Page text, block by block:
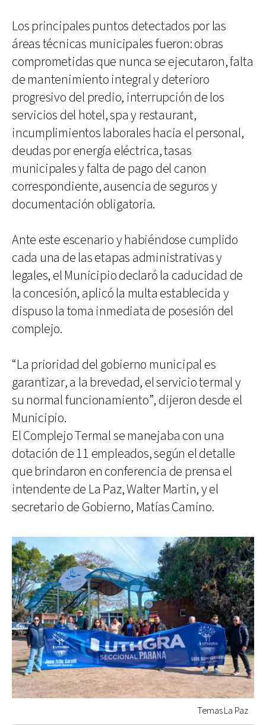
Los principales puntos detectados por las
áreas técnicas municipales fueron: obras
comprometidas que nunca se ejecutaron, falta
de mantenimiento integral y deterioro
progresivo del predio, interrupción de los
servicios del hotel, spa y restaurant,
incumplimientos laborales hacia el personal,
deudas por energía eléctrica, tasas
municipales y falta de pago del canon
correspondiente, ausencia de seguros y
documentación obligatoria.
Ante este escenario y habiéndose cumplido
cada una de las etapas administrativas y
legales, el Municipio declaró la caducidad de
la concesión, aplicó la multa establecida y
dispuso la toma inmediata de posesión del
complejo.
“La prioridad del gobierno municipal es
garantizar, a la brevedad, el servicio termal y
su normal funcionamiento”, dijeron desde el
Municipio.
El Complejo Termal se manejaba con una
dotación de 11 empleados, según el detalle
que brindaron en conferencia de prensa el
intendente de La Paz, Walter Martin, y el
secretario de Gobierno, Matías Camino.
Temas La Paz